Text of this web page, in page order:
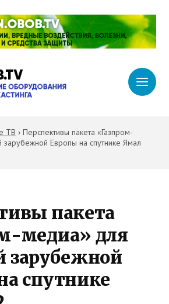
ТВ › Перспективы пакета «Газпром-
Европы на спутнике Ямал
пакета
медиа» для
зарубежной
спутнике